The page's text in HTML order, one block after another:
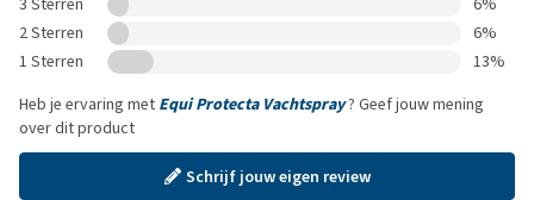
2 Sterren
6%
1 Sterren
13%
Heb je ervaring met Equi Protecta Vachtspray? Geef jouw mening
over dit product
Schrijf jouw eigen review